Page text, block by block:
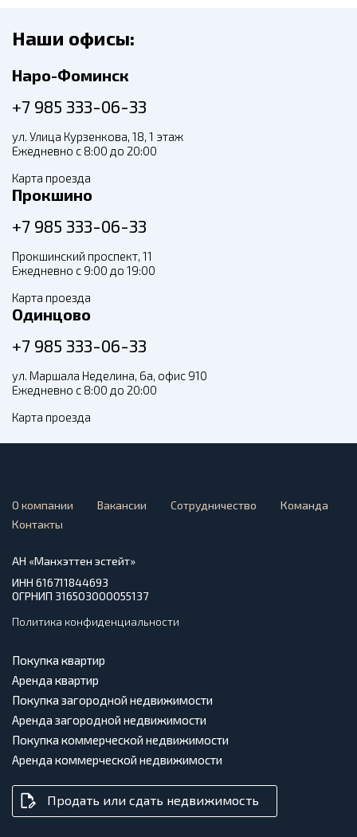
Наши офисы:
Наро-Фоминск
+7 985 333-06-33
ул. Улица Курзенкова, 18, 1 этаж
Ежедневно с 8:00 до 20:00
Карта проезда
Прокшино
+7 985 333-06-33
Прокшинский проспект, 11
Ежедневно с 9:00 до 19:00
Карта проезда
Одинцово
+7 985 333-06-33
ул. Маршала Неделина, 6а, офис 910
Ежедневно с 8:00 до 20:00
Карта проезда
О компании Вакансии Сотрудничество
Команда
Контакты
АН «Манхэттен эстейт»
ИНН 616711844693
ОГРНИП 316503000055137
Политика конфиденциальности
Покупка квартир
Аренда квартир
Покупка загородной недвижимости
Аренда загородной недвижимости
Покупка коммерческой недвижимости
Аренда коммерческой недвижимости
Продать или сдать недвижимость